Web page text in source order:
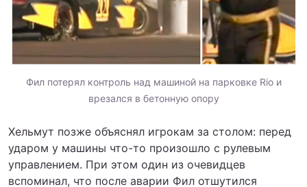
Фил потерял контроль над машиной на парковке Rio и
врезался в бетонную опору
Хельмут позже объяснял игрокам за столом: перед
ударом у машины что-то произошло с рулевым
управлением. При этом один из очевидцев
вспоминал, что после аварии Фил отшутился